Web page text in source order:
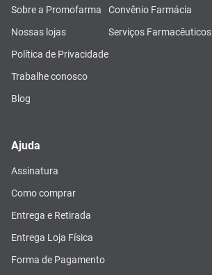
Sobre a Promofarma
Nossas lojas
Política de Privacidade
Trabalhe conosco
Blog
Convênio Farmácia
Serviços Farmacêuticos
Ajuda
Assinatura
Como comprar
Entrega e Retirada
Entrega Loja Física
Forma de Pagamento